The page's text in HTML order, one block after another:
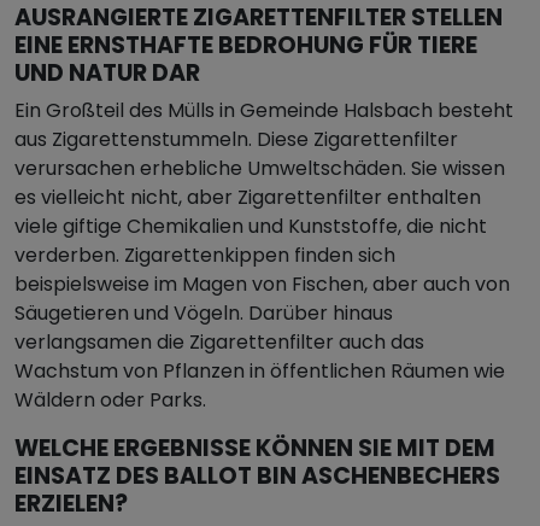
AUSRANGIERTE ZIGARETTENFILTER STELLEN
EINE ERNSTHAFTE BEDROHUNG FÜR TIERE
UND NATUR DAR
Ein Großteil des Mülls in Gemeinde Halsbach besteht
aus Zigarettenstummeln. Diese Zigarettenfilter
verursachen erhebliche Umweltschäden. Sie wissen
es vielleicht nicht, aber Zigarettenfilter enthalten
viele giftige Chemikalien und Kunststoffe, die nicht
verderben. Zigarettenkippen finden sich
beispielsweise im Magen von Fischen, aber auch von
Säugetieren und Vögeln. Darüber hinaus
verlangsamen die Zigarettenfilter auch das
Wachstum von Pflanzen in öffentlichen Räumen wie
Wäldern oder Parks.
WELCHE ERGEBNISSE KÖNNEN SIE MIT DEM
EINSATZ DES BALLOT BIN ASCHENBECHERS
ERZIELEN?